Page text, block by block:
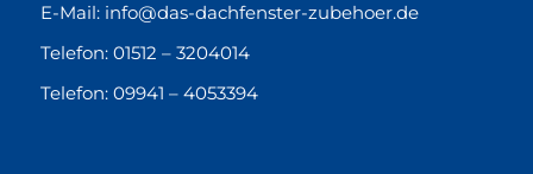
E-Mail: info@das-dachfenster-zubehoer.de
Telefon: 01512 – 3204014
Telefon: 09941 – 4053394